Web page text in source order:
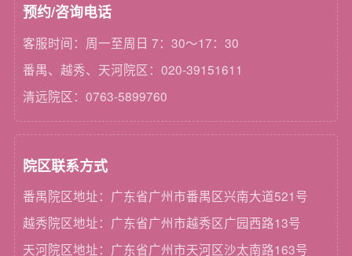
预约/咨询电话
客服时间：周一至周日 7：30～17：30
番禺、越秀、天河院区：020-39151611
清远院区：0763-5899760
院区联系方式
番禺院区地址：广东省广州市番禺区兴南大道521号
越秀院区地址：广东省广州市越秀区广园西路13号
天河院区地址：广东省广州市天河区沙太南路163号